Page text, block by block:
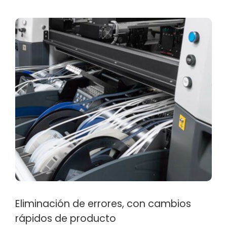
Eliminación de errores, con cambios
rápidos de producto